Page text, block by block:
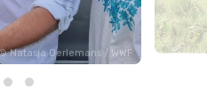
Natasja Oerlemans / WWF